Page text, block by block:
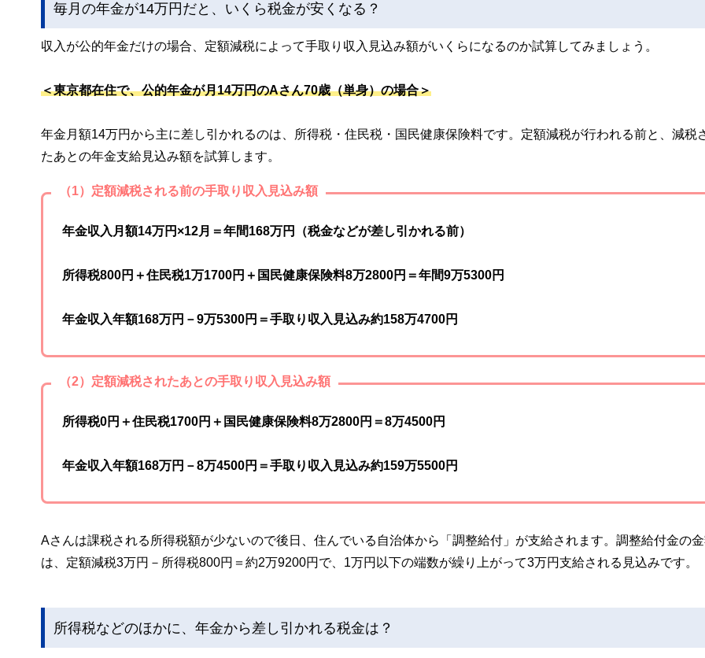
毎月の年金が14万円だと、いくら税金が安くなる？
収入が公的年金だけの場合、定額減税によって手取り収入見込み額がいくらになるのか試算してみましょう。
＜東京都在住で、公的年金が月14万円のAさん70歳（単身）の場合＞
年金月額14万円から主に差し引かれるのは、所得税・住民税・国民健康保険料です。定額減税が行われる前と、減税
たあとの年金支給見込み額を試算します。
（1）定額減税される前の手取り収入見込み額
年金収入月額14万円×12月＝年間168万円（税金などが差し引かれる前）
所得税800円＋住民税1万1700円＋国民健康保険料8万2800円＝年間9万5300円
年金収入年額168万円－9万5300円＝手取り収入見込み約158万4700円
（2）定額減税されたあとの手取り収入見込み額
所得税0円＋住民税1700円＋国民健康保険料8万2800円＝8万4500円
年金収入年額168万円－8万4500円＝手取り収入見込み約159万5500円
Aさんは課税される所得税額が少ないので後日、住んでいる自治体から「調整給付」が支給されます。調整給付金の
は、定額減税3万円－所得税800円＝約2万9200円で、1万円以下の端数が繰り上がって3万円支給される見込みです。
所得税などのほかに、年金から差し引かれる税金は？